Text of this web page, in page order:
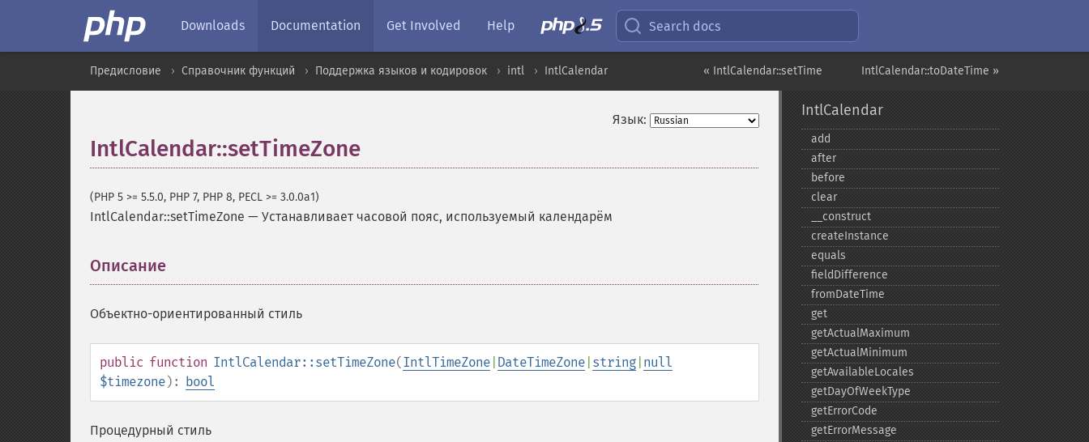
Downloads Documentation Get Involved Help Search docs
IntlCalendar::toDateTime »
« IntlCalendar::setTime
Предисловие Справочник функций Поддержка языков и кодировок intl IntlCalendar
Язык:
IntlCalendar::setTimeZone
(PHP 5 >= 5.5.0, PHP 7, PHP 8, PECL >= 3.0.0a1)
IntlCalendar::setTimeZone — Устанавливает часовой пояс, используемый календарём
Описание
Объектно-ориентированный стиль
public function IntlCalendar::setTimeZone(IntlTimeZone DateTimeZone string null
$timezone): bool
Процедурный стиль
IntlCalendar
add
after
before
clear
_​_​construct
createInstance
equals
fieldDifference
fromDateTime
get
getActualMaximum
getActualMinimum
getAvailableLocales
getDayOfWeekType
getErrorCode
getErrorMessage